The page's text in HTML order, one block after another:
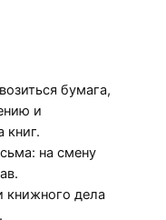
бумага,
и
книг.
на смену
книжного дела